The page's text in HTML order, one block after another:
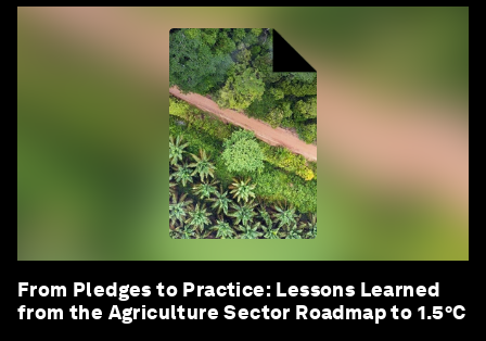
From Pledges to Practice: Lessons Learned
from the Agriculture Sector Roadmap to 1.5°C